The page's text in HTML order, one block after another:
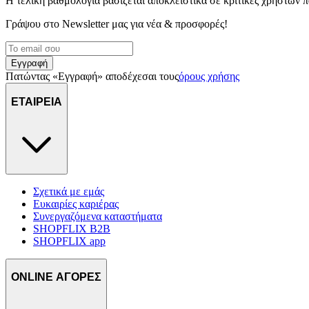
Γράψου στο Νewsletter μας για νέα & προσφορές!
Εγγραφή
Πατώντας «Εγγραφή» αποδέχεσαι τουςόρους χρήσης
ΕΤΑΙΡΕΙΑ
Σχετικά με εμάς
Ευκαιρίες καριέρας
Συνεργαζόμενα καταστήματα
SHOPFLIX B2B
SHOPFLIX app
ONLINE ΑΓΟΡΕΣ